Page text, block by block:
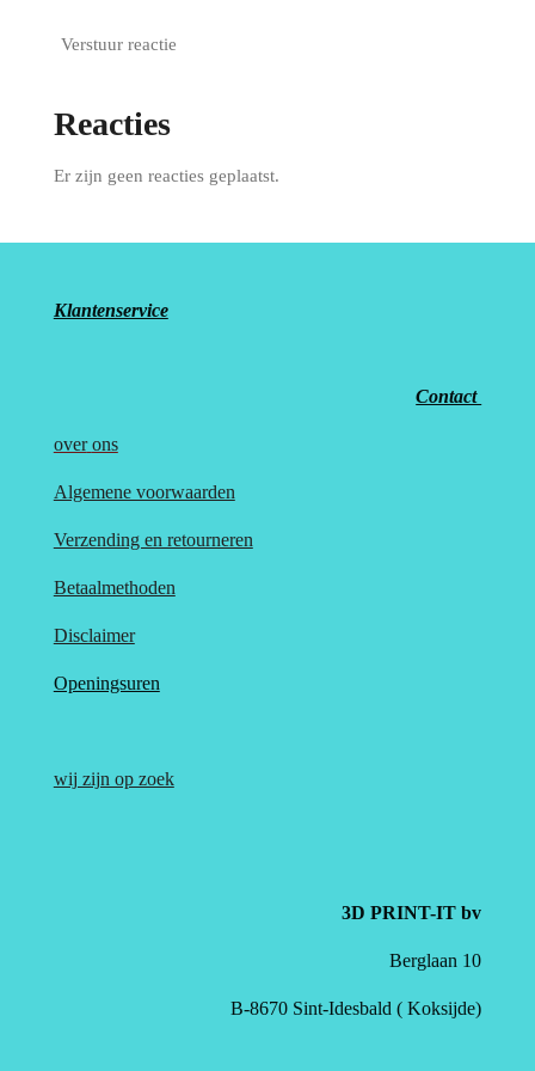
Verstuur reactie
Reacties
Er zijn geen reacties geplaatst.
Klantenservice
Contact
over ons
Algemene voorwaarden
Verzending en retourneren
Betaalmethoden
Disclaimer
Openingsuren
wij zijn op zoek
3D PRINT-IT bv
Berglaan 10
B-8670 Sint-Idesbald ( Koksijde)